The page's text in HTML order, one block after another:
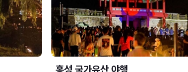
홍성 국가유산 야행